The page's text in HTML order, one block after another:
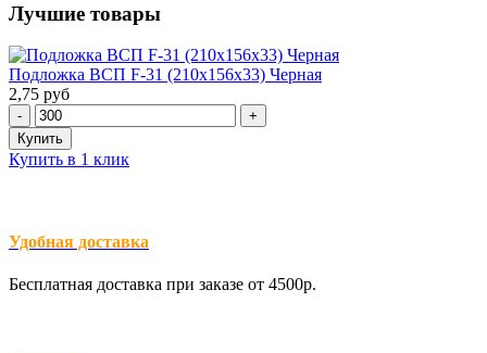
Лучшие товары
Подложка ВСП F-31 (210х156х33) Черная
2,75 руб
Купить в 1 клик
Удобная доставка
Бесплатная доставка при заказе от 4500р.